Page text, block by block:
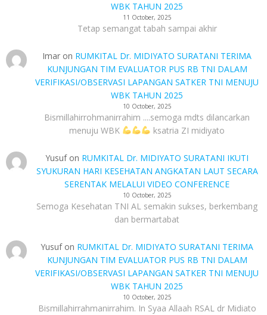
WBK TAHUN 2025
11 October, 2025
Tetap semangat tabah sampai akhir
Imar on RUMKITAL Dr. MIDIYATO SURATANI TERIMA
KUNJUNGAN TIM EVALUATOR PUS RB TNI DALAM
VERIFIKASI/OBSERVASI LAPANGAN SATKER TNI MENUJU
WBK TAHUN 2025
10 October, 2025
Bismillahirrohmanirrahim ....semoga mdts dilancarkan
menuju WBK
ksatria ZI midiyato
Yusufon RUMKITAL Dr. MIDIYATO SURATANI IKUTI
SYUKURAN HARI KESEHATAN ANGKATAN LAUT SECARA
SERENTAK MELALUI VIDEO CONFERENCE
10 October, 2025
Semoga Kesehatan TNI AL semakin sukses, berkembang
dan bermartabat
Yusufon RUMKITAL Dr. MIDIYATO SURATANI TERIMA
KUNJUNGAN TIM EVALUATOR PUS RB TNI DALAM
VERIFIKASI/OBSERVASI LAPANGAN SATKER TNI MENUJU
WBK TAHUN 2025
10 October, 2025
Bismillahirrahmanirrahim. In Syaa Allaah RSAL dr Midiato